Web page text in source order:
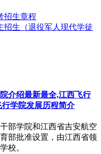
招生章程
招生（退役军人现代学徒
介绍最新最全,江西飞行
学院发展历程简介
部学院和江西省吉安航空
部批准设置，由江西省领
校。